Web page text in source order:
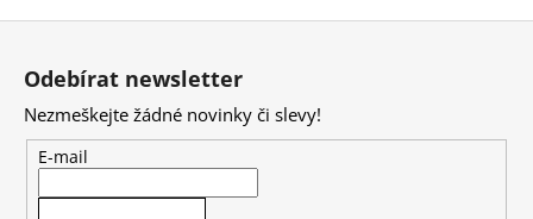
79
Z
Odebírat newsletter
Nezmeškejte žádné novinky či slevy!
E-mail